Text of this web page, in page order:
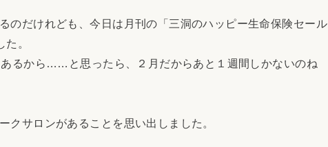
のだけれども、今日は月刊の「三洞のハッピー生命保険セール
。
るから……と思ったら、２月だからあと１週間しかないのね
サロンがあることを思い出しました。